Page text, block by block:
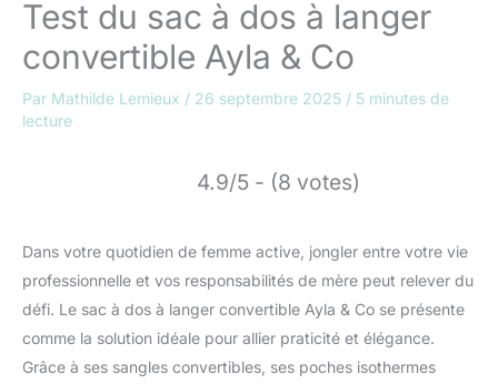
Test du sac à dos à langer
convertible Ayla & Co
Par Mathilde Lemieux / 26 septembre 2025 / 5 minutes de
lecture
4.9/5 - (8 votes)
Dans votre quotidien de femme active, jongler entre votre vie
professionnelle et vos responsabilités de mère peut relever du
défi. Le sac à dos à langer convertible Ayla & Co se présente
comme la solution idéale pour allier praticité et élégance.
Grâce à ses sangles convertibles, ses poches isothermes